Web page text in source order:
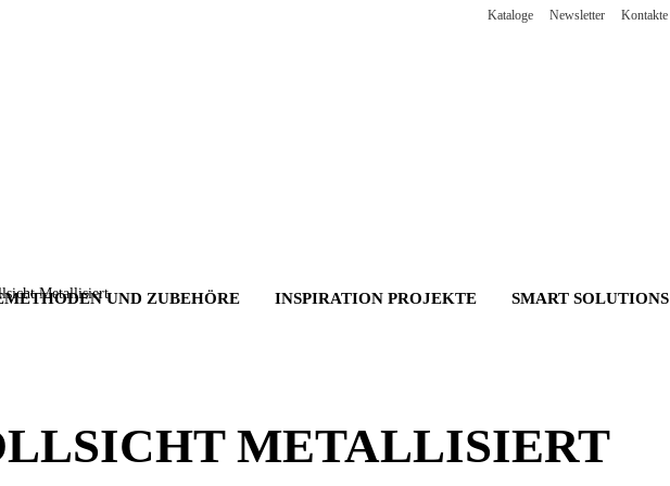
Kataloge Newsletter Kontakte
UND ZUBEHÖRE INSPIRATION PROJEKTE SMART SOLUTIONS
Metallisiert
METALLISIERT